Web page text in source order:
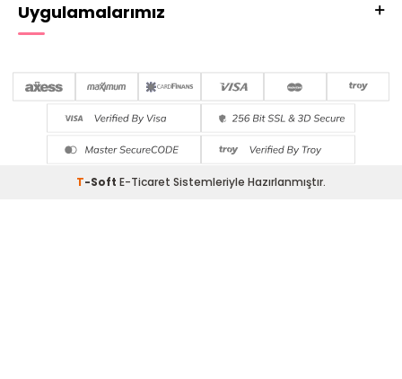
Uygulamalarımız
T-Soft E-Ticaret Sistemleriyle Hazırlanmıştır.